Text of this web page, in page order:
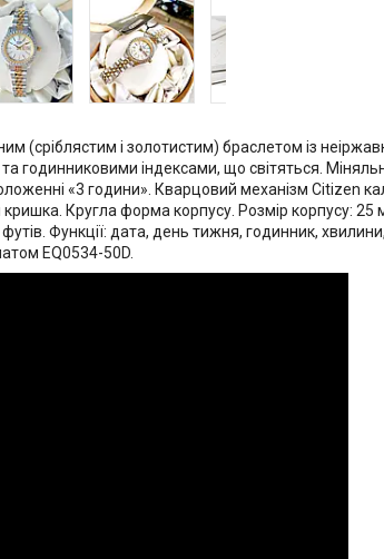
(сріблястим і золотистим) браслетом із
годинниковими індексами, що світяться.
«3 години». Кварцовий механізм Citizen
Кругла форма корпусу. Розмір корпусу:
Функції: дата, день тижня, годинник,
EQ0534-50D.